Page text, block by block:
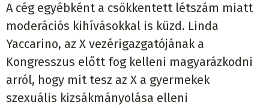
A cég egyébként a csökkentett létszám miatt
moderációs kihívásokkal is küzd. Linda
Yaccarino, az X vezérigazgatójának a
Kongresszus előtt fog kelleni magyarázkodni
arról, hogy mit tesz az X a gyermekek
szexuális kizsákmányolása elleni